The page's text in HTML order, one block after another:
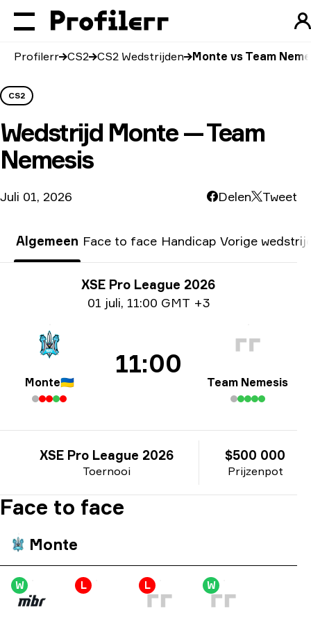
Profilerr CS2 CS2 Wedstrijden Monte vs Team
CS2
Wedstrijd Monte — Team
Nemesis
Juli 01, 2026 Delen Tweet
Algemeen Face to face Handicap Vorige
XSE Pro League 2026
Datum informatie01 juli, 11:00 GMT +3
Monte🇺🇦
11:00
Team Nemesis
Toernooi
XSE Pro League 2026
Prijzenpot
$500 000
Face to face
Monte
W L L W